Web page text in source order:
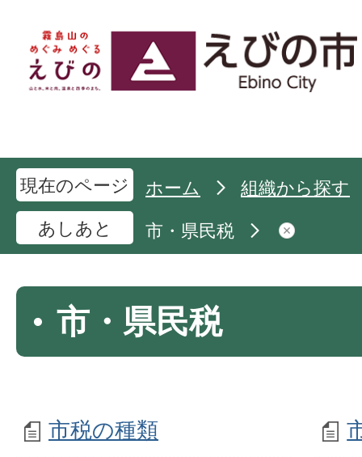
現在のページ ホーム
組織から探す
あしあと
市・県民税
市・県民税
市税の種類